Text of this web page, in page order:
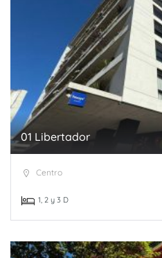
01 Libertador
Centro
1, 2 y 3 D